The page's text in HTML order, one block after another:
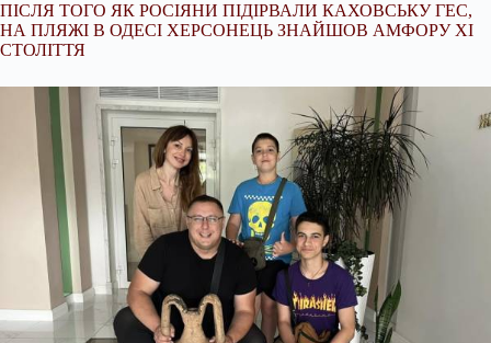
ПІСЛЯ ТОГО ЯК РОСІЯНИ ПІДІРВАЛИ КАХОВСЬКУ ГЕС,
НА ПЛЯЖІ В ОДЕСІ ХЕРСОНЕЦЬ ЗНАЙШОВ АМФОРУ XI
СТОЛІТТЯ